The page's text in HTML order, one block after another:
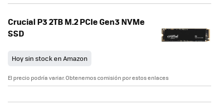
Crucial P3 2TB M.2 PCIe Gen3 NVMe
SSD
Hoy sin stock en Amazon
El precio podría variar. Obtenemos comisión por estos enlaces